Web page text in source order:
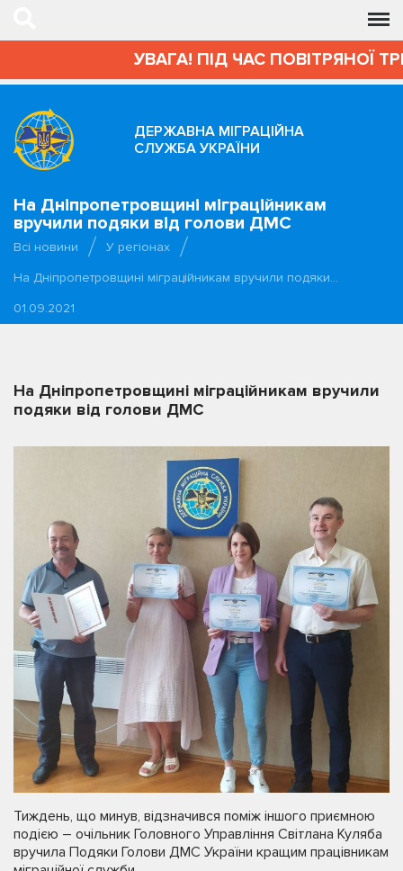
УВАГА! ПІД ЧАС ПОВІТРЯНОЇ
ДЕРЖАВНА МІГРАЦІЙНА
СЛУЖБА УКРАЇНИ
На Дніпропетровщині міграційникам
вручили подяки від голови ДМС
Всі новини
У регіонах
На Дніпропетровщині міграційникам вручили подяки…
01.09.2021
На Дніпропетровщині міграційникам вручили
подяки від голови ДМС
Тиждень, що минув, відзначився поміж іншого приємною
подією – очільник Головного Управління Світлана Куляба
вручила Подяки Голови ДМС України кращим працівникам